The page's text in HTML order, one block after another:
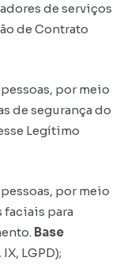
de serviços
de Contrato
por meio
de segurança do
Legítimo
por meio
para
Base
LGPD);